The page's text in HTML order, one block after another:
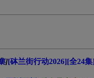
][砵兰街行动2026][全24集]